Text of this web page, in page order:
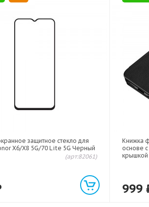
защитное стекло для
X6/X8 5G/70 Lite 5G Черный
(арт:82061)
Книжка
основе с
крышкой
999